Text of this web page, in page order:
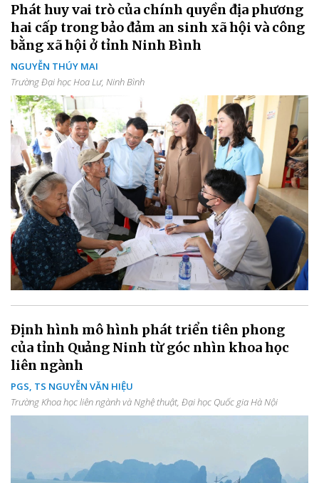
Phát huy vai trò của chính quyền địa phương
hai cấp trong bảo đảm an sinh xã hội và công
bằng xã hội ở tỉnh Ninh Bình
NGUYỄN THÚY MAI
Trường Đại học Hoa Lư, Ninh Bình
Định hình mô hình phát triển tiên phong
của tỉnh Quảng Ninh từ góc nhìn khoa học
liên ngành
PGS, TS NGUYỄN VĂN HIỆU
Trường Khoa học liên ngành và Nghệ thuật, Đại học Quốc gia Hà Nội